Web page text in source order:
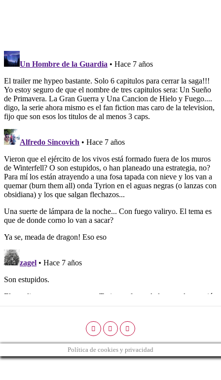
Política de cookies y privacidad